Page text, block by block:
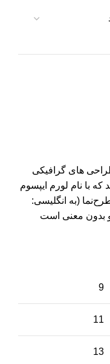
های گرافیکی
که با نام لورم ایپسوم
(به انگلیسی:
9
11
13